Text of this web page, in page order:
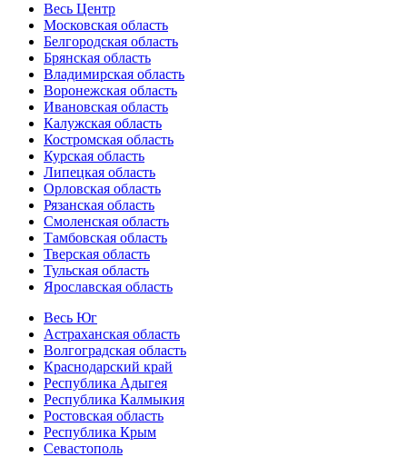
Весь Центр
Московская область
Белгородская область
Брянская область
Владимирская область
Воронежская область
Ивановская область
Калужская область
Костромская область
Курская область
Липецкая область
Орловская область
Рязанская область
Смоленская область
Тамбовская область
Тверская область
Тульская область
Ярославская область
Весь Юг
Астраханская область
Волгоградская область
Краснодарский край
Республика Адыгея
Республика Калмыкия
Ростовская область
Республика Крым
Севастополь